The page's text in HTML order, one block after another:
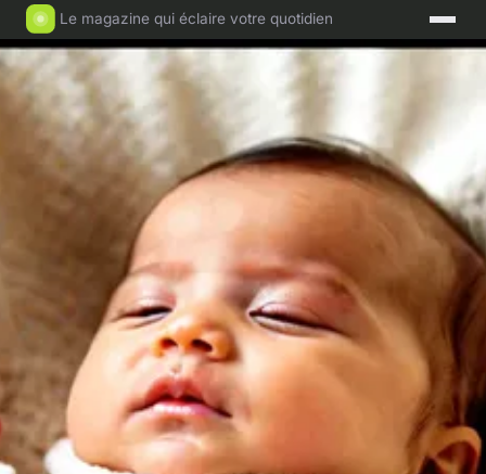
Le magazine qui éclaire votre quotidien